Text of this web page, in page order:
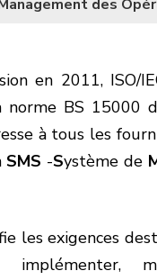
des
en 2011, ISO/
BS 15000
à tous les
SMS -Système de
les exigences